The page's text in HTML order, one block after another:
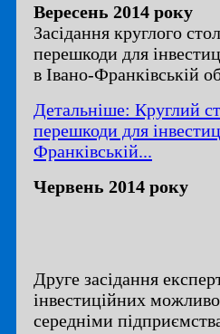
Вересень 2014 року
Засідання круглого
перешкоди для
в Івано-Франківській
Детальніше: Круглий
перешкоди для
Франківській...
Червень 2014 року
Друге засідання
інвестиційних
середніми